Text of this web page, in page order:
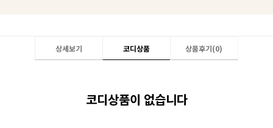
상세보기 코디상품 상품후기(0)
코디상품이 없습니다